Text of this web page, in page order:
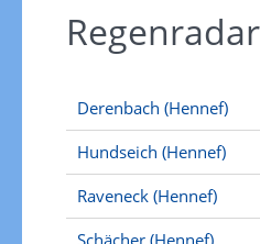
Derenbach (Hennef)
Hundseich (Hennef)
Raveneck (Hennef)
Schächer (Hennef)